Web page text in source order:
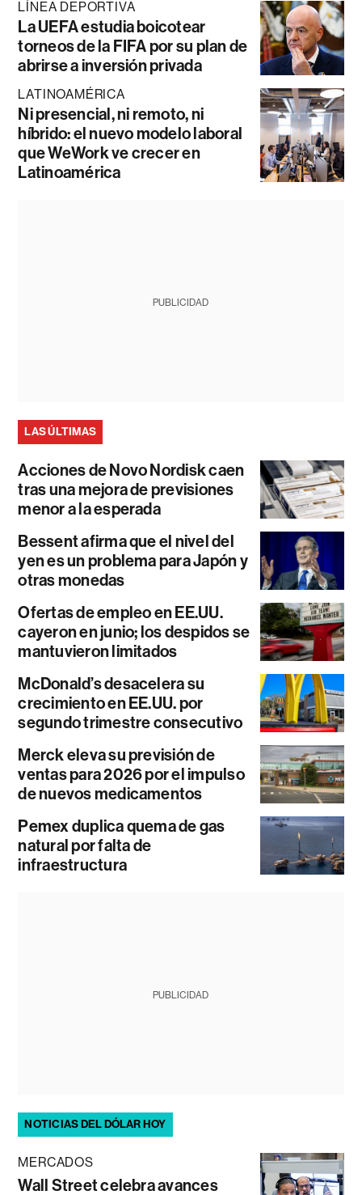
LÍNEA DEPORTIVA
La UEFA estudia boicotear
torneos de la FIFA por su plan de
abrirse a inversión privada
LATINOAMÉRICA
Ni presencial, ni remoto, ni
híbrido: el nuevo modelo laboral
que WeWork ve crecer en
Latinoamérica
PUBLICIDAD
LAS ÚLTIMAS
Acciones de Novo Nordisk caen
tras una mejora de previsiones
menor a la esperada
Bessent afirma que el nivel del
yen es un problema para Japón y
otras monedas
Ofertas de empleo en EE.UU.
cayeron en junio; los despidos se
mantuvieron limitados
McDonald’s desacelera su
crecimiento en EE.UU. por
segundo trimestre consecutivo
Merck eleva su previsión de
ventas para 2026 por el impulso
de nuevos medicamentos
Pemex duplica quema de gas
natural por falta de
infraestructura
PUBLICIDAD
NOTICIAS DEL DÓLAR HOY
MERCADOS
Wall Street celebra avances